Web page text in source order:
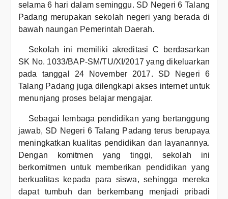
selama 6 hari dalam seminggu. SD Negeri 6 Talang
Padang merupakan sekolah negeri yang berada di
bawah naungan Pemerintah Daerah.
Sekolah ini memiliki akreditasi C berdasarkan
SK No. 1033/BAP-SM/TU/XI/2017 yang dikeluarkan
pada tanggal 24 November 2017. SD Negeri 6
Talang Padang juga dilengkapi akses internet untuk
menunjang proses belajar mengajar.
Sebagai lembaga pendidikan yang bertanggung
jawab, SD Negeri 6 Talang Padang terus berupaya
meningkatkan kualitas pendidikan dan layanannya.
Dengan komitmen yang tinggi, sekolah ini
berkomitmen untuk memberikan pendidikan yang
berkualitas kepada para siswa, sehingga mereka
dapat tumbuh dan berkembang menjadi pribadi